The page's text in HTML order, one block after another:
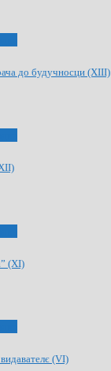
до будучносци (XIII)
(XI)
(VI)